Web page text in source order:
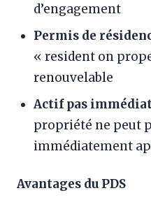
d’engagement
Permis de
« resident on
renouvelable
Actif pas
propriété ne peut
immédiatement
Avantages du PDS